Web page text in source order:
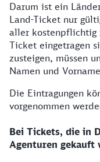
Darum ist ein
Land-Ticket nur
aller kostenpflichtig
Ticket eingetragen
zusteigen, müssen
Namen und
Die Eintragungen
vorgenommen
Bei Tickets, die in
Agenturen gekauft